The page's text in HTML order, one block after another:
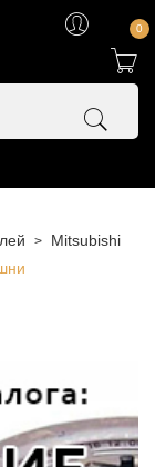
0
Mitsubishi